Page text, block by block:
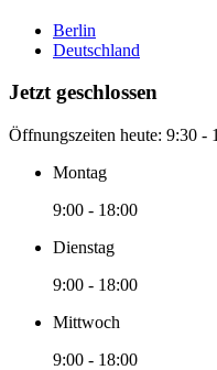
Berlin
Deutschland
Jetzt geschlossen
Öffnungszeiten heute: 9:30 -
Montag
9:00 - 18:00
Dienstag
9:00 - 18:00
Mittwoch
9:00 - 18:00